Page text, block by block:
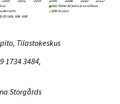
Tilastokeskus
1734 3484,
Storgårds